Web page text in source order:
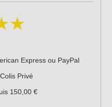
Express ou PayPal
Privé
150,00 €